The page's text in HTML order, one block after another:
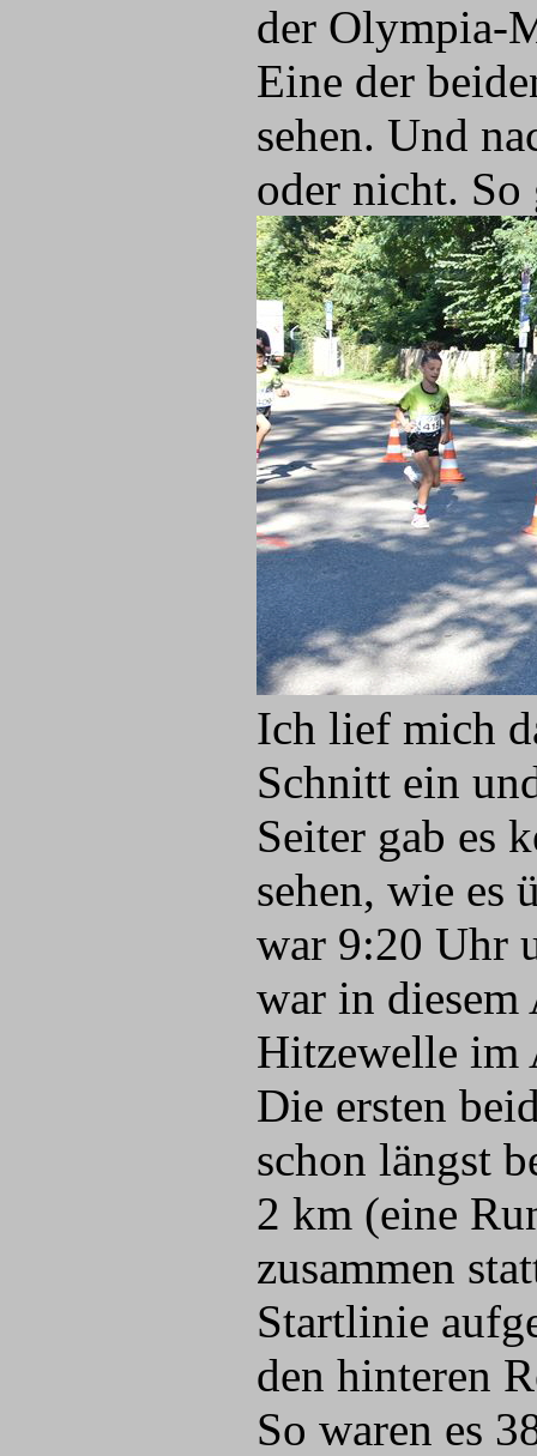
der Olympia-
Eine der
sehen. Und
oder nicht. So
Ich lief mich
Schnitt ein
Seiter gab es
sehen, wie es
war 9:20 Uhr
war in diesem
Hitzewelle im
Die ersten
schon längst
2 km (eine
zusammen
Startlinie
den hinteren
So waren es